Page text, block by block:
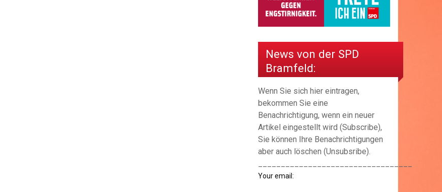
News von der SPD
Bramfeld:
Wenn Sie sich hier eintragen,
bekommen Sie eine
Benachrichtigung, wenn ein neuer
Artikel eingestellt wird (Subscribe),
Sie können Ihre Benachrichtigungen
aber auch löschen (Unsubsribe).
Your email: